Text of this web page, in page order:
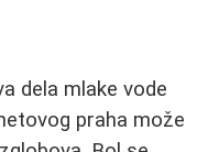
dela mlake vode
praha može